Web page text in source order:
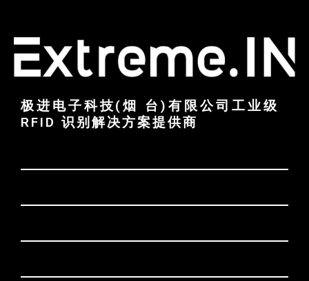
极进电子科技(烟 台)有限公司工业级
RFID 识别解决方案提供商